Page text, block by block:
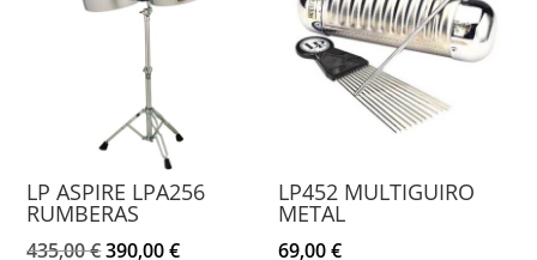
LP ASPIRE LPA256
RUMBERAS
435,00€El
390,00€El
LP452 MULTIGUIRO
METAL
69,00€